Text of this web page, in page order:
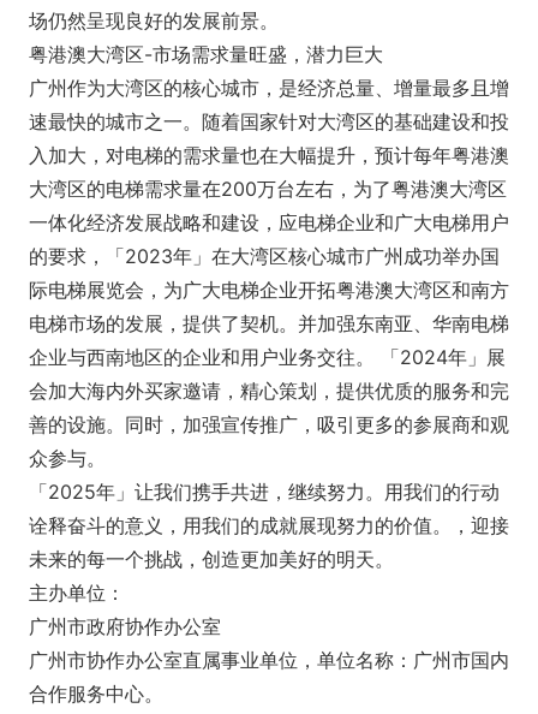
场仍然呈现良好的发展前景。
粤港澳大湾区-市场需求量旺盛，潜力巨大
广州作为大湾区的核心城市，是经济总量、增量最多且增
速最快的城市之一。随着国家针对大湾区的基础建设和投
入加大，对电梯的需求量也在大幅提升，预计每年粤港澳
大湾区的电梯需求量在200万台左右，为了粤港澳大湾区
一体化经济发展战略和建设，应电梯企业和广大电梯用户
的要求，「2023年」在大湾区核心城市广州成功举办国
际电梯展览会，为广大电梯企业开拓粤港澳大湾区和南方
电梯市场的发展，提供了契机。并加强东南亚、华南电梯
企业与西南地区的企业和用户业务交往。 「2024年」展
会加大海内外买家邀请，精心策划，提供优质的服务和完
善的设施。同时，加强宣传推广，吸引更多的参展商和观
众参与。
「2025年」让我们携手共进，继续努力。用我们的行动
诠释奋斗的意义，用我们的成就展现努力的价值。，迎接
未来的每一个挑战，创造更加美好的明天。
主办单位：
广州市政府协作办公室
广州市协作办公室直属事业单位，单位名称：广州市国内
合作服务中心。